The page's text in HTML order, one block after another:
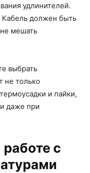
удлинителей.
должен быть
мешать
выбрать
не только
и пайки,
даже при
с